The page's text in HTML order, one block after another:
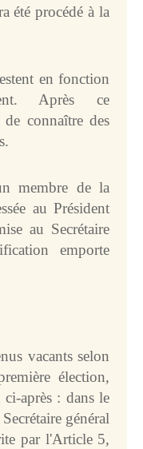
été procédé à la
en fonction
Après ce
connaître des
membre de la
au Président
au Secrétaire
emporte
vacants selon
élection,
après : dans le
général
par l'Article 5,